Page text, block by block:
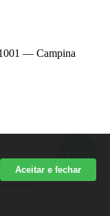
— Campina
Aceitar e fechar